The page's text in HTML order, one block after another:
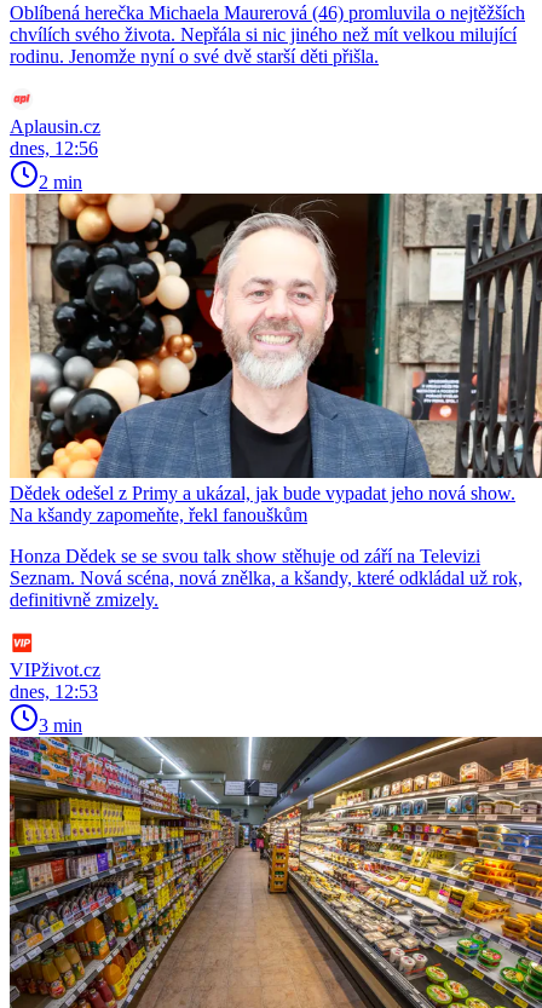
Oblíbená herečka Michaela Maurerová (46) promluvila o nejtěžších
chvílích svého života. Nepřála si nic jiného než mít velkou milující
rodinu. Jenomže nyní o své dvě starší děti přišla.
Aplausin.cz
dnes, 12:56
2 min
Dědek odešel z Primy a ukázal, jak bude vypadat jeho nová show.
Na kšandy zapomeňte, řekl fanouškům
Honza Dědek se se svou talk show stěhuje od září na Televizi
Seznam. Nová scéna, nová znělka, a kšandy, které odkládal už rok,
definitivně zmizely.
VIPživot.cz
dnes, 12:53
3 min